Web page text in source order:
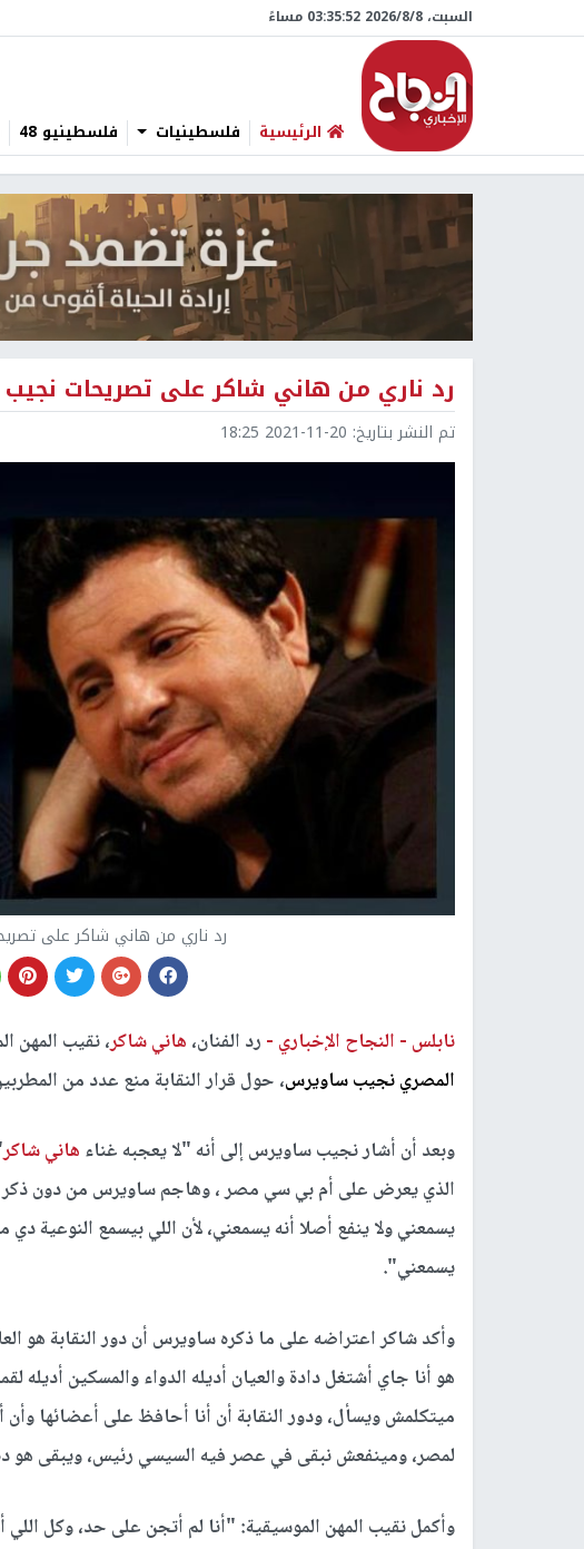
السبت، 8/‏8/‏2026 03:35:53 مساءً
الرئيسية فلسطينيات فلسطينيو 48
رد ناري من هاني شاكر على تصريحات
تم النشر بتاريخ: 2021-11-20 18:25
رد ناري من هاني شاكر على
نابلس - النجاح الإخباري - رد الفنان، هاني شاكر، نقيب المهن
المصري نجيب ساويرس، حول قرار النقابة منع عدد من
وبعد أن أشار نجيب ساويرس إلى أنه "لا يعجبه غناء هاني شاكر
الذي يعرض على أم بي سي مصر ، وهاجم ساويرس من دون ذكر
يسمعني ولا ينفع أصلا أنه يسمعني، لأن اللي بيسمع النوعية
يسمعني".
وأكد شاكر اعتراضه على ما ذكره ساويرس أن دور النقابة هو
هو أنا جاي أشتغل دادة والعيان أديله الدواء والمسكين أديله
ميتكلمش ويسأل، ودور النقابة أن أنا أحافظ على أعضائها
لمصر، ومينفعش نبقى في عصر فيه السيسي رئيس، ويبقى هو
وأكمل نقيب المهن الموسيقية: "أنا لم أتجن على حد، وكل